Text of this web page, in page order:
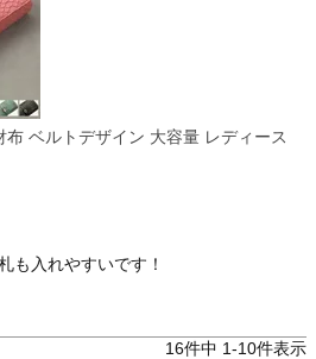
ベルトデザイン 大容量 レディース
も入れやすいです！
16件中 1-10件表示